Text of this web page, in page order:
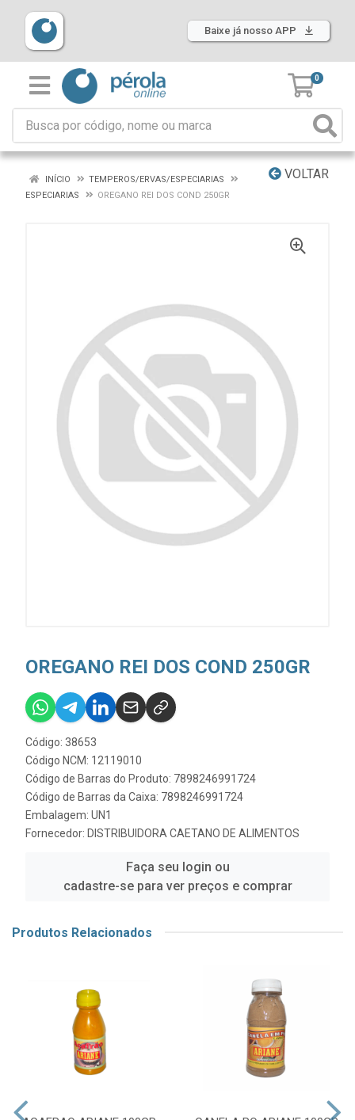
Baixe já nosso APP
0
VOLTAR
INÍCIO
TEMPEROS/ERVAS/ESPECIARIAS
ESPECIARIAS
OREGANO REI DOS COND 250GR
OREGANO REI DOS COND 250GR
Código: 38653
Código NCM: 12119010
Código de Barras do Produto: 7898246991724
Código de Barras da Caixa: 7898246991724
Embalagem: UN1
Fornecedor: DISTRIBUIDORA CAETANO DE ALIMENTOS
Faça seu login ou
cadastre-se para ver preços e comprar
Produtos Relacionados